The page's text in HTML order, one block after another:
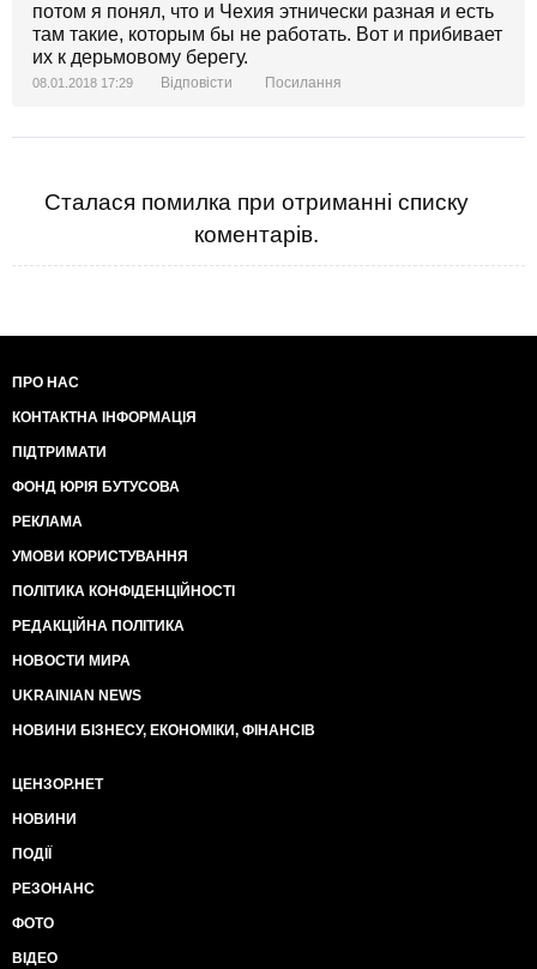
потом я понял, что и Чехия этнически разная и есть
там такие, которым бы не работать. Вот и прибивает
их к дерьмовому берегу.
08.01.2018 17:29 Відповісти Посилання
Сталася помилка при отриманні списку
коментарів.
ПРО НАС
КОНТАКТНА ІНФОРМАЦІЯ
ПІДТРИМАТИ
ФОНД ЮРІЯ БУТУСОВА
РЕКЛАМА
УМОВИ КОРИСТУВАННЯ
ПОЛІТИКА КОНФІДЕНЦІЙНОСТІ
РЕДАКЦІЙНА ПОЛІТИКА
НОВОСТИ МИРА
UKRAINIAN NEWS
НОВИНИ БІЗНЕСУ, ЕКОНОМІКИ, ФІНАНСІВ
ЦЕНЗОР.НЕТ
НОВИНИ
ПОДІЇ
РЕЗОНАНС
ФОТО
ВІДЕО